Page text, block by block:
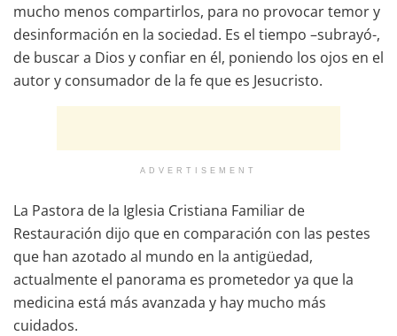
mucho menos compartirlos, para no provocar temor y
desinformación en la sociedad. Es el tiempo –subrayó-,
de buscar a Dios y confiar en él, poniendo los ojos en el
autor y consumador de la fe que es Jesucristo.
ADVERTISEMENT
La Pastora de la Iglesia Cristiana Familiar de
Restauración dijo que en comparación con las pestes
que han azotado al mundo en la antigüedad,
actualmente el panorama es prometedor ya que la
medicina está más avanzada y hay mucho más
cuidados.